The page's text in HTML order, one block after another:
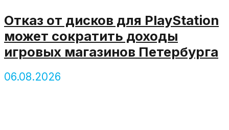
Отказ от дисков для PlayStation
может сократить доходы
игровых магазинов Петербурга
06.08.2026